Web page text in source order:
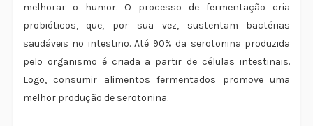
melhorar o humor. O processo de fermentação cria
probióticos, que, por sua vez, sustentam bactérias
saudáveis no intestino. Até 90% da serotonina produzida
pelo organismo é criada a partir de células intestinais.
Logo, consumir alimentos fermentados promove uma
melhor produção de serotonina.